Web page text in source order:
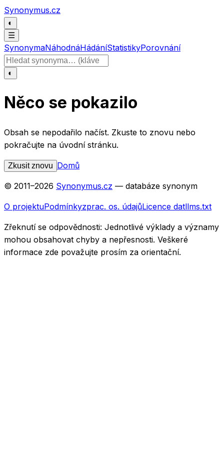
Přeskočit na obsah
Synonymus.cz
◐
☰
SynonymaNáhodnáHádáníStatistikyPorovnání
Hledat slovo
◐
Něco se pokazilo
Obsah se nepodařilo načíst. Zkuste to znovu nebo
pokračujte na úvodní stránku.
Zkusit znovu Domů
© 2011–2026 Synonymus.cz — databáze synonym
O projektuPodmínkyzprac. os. údajůLicence datllms.txt
Zřeknutí se odpovědnosti: Jednotlivé výklady a významy
mohou obsahovat chyby a nepřesnosti. Veškeré
informace zde považujte prosím za orientační.